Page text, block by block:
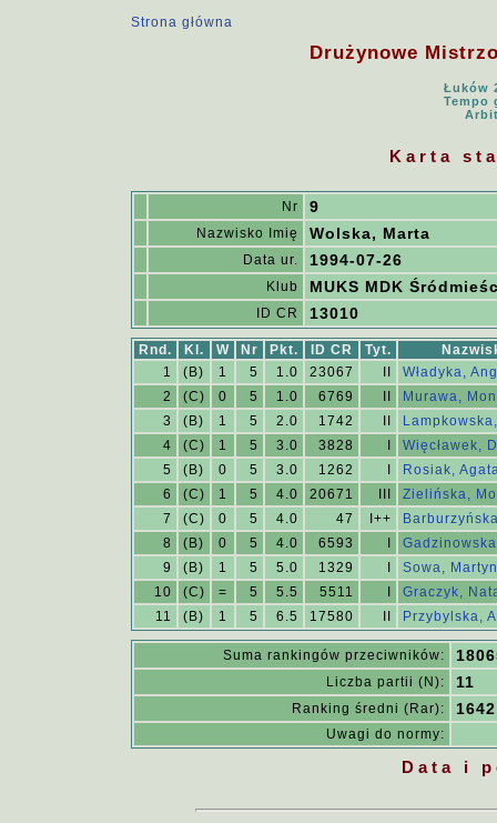
Strona główna
Drużynowe
Łuków
Tempo
Karta
Nr 9
Nazwisko Imię Wolska, Marta
Data ur. 1994-07-26
Klub MUKS MDK
ID CR 13010
Rnd. Kl. W Nr Pkt. ID CR Tyt.
1
(B) 1 5 1.0 23067
Władyka,
2
(C) 0 5 1.0 6769
Murawa,
3
(B) 1 5 2.0 1742
4
(C) 1 5 3.0 3828
Więcławek,
5
(B) 0 5 3.0 1262
Rosiak,
6
(C) 1 5 4.0 20671
Zielińska,
7
(C) 0 5 4.0 47 I++
8
(B) 0 5 4.0 6593
9
(B) 1 5 5.0 1329
Sowa,
10
(C) = 5 5.5 5511
Graczyk,
11
(B) 1 5 6.5 17580 Przybylska,
Suma rankingów przeciwników:
Liczba partii (N): 11
Ranking średni (Rar): 1642
Uwagi do normy:
Data i